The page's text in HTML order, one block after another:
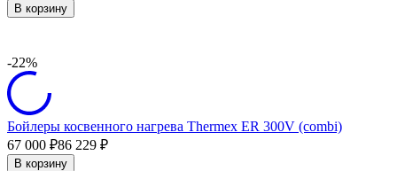
В корзину
-22%
Бойлеры косвенного нагрева Thermex ER 300V (combi)
67 000 ₽86 229 ₽
В корзину